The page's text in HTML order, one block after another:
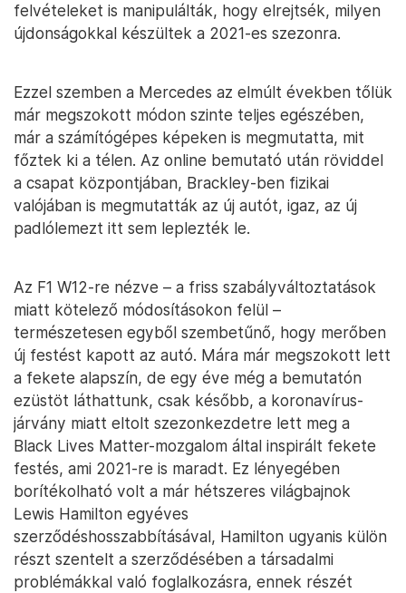
felvételeket is manipulálták, hogy elrejtsék, milyen
újdonságokkal készültek a 2021-es szezonra.
Ezzel szemben a Mercedes az elmúlt években tőlük
már megszokott módon szinte teljes egészében,
már a számítógépes képeken is megmutatta, mit
főztek ki a télen. Az online bemutató után röviddel
a csapat központjában, Brackley-ben fizikai
valójában is megmutatták az új autót, igaz, az új
padlólemezt itt sem leplezték le.
Az F1 W12-re nézve – a friss szabályváltoztatások
miatt kötelező módosításokon felül –
természetesen egyből szembetűnő, hogy merőben
új festést kapott az autó. Mára már megszokott lett
a fekete alapszín, de egy éve még a bemutatón
ezüstöt láthattunk, csak később, a koronavírus-
járvány miatt eltolt szezonkezdetre lett meg a
Black Lives Matter-mozgalom által inspirált fekete
festés, ami 2021-re is maradt. Ez lényegében
borítékolható volt a már hétszeres világbajnok
Lewis Hamilton egyéves
szerződéshosszabbításával, Hamilton ugyanis külön
részt szentelt a szerződésében a társadalmi
problémákkal való foglalkozásra, ennek részét